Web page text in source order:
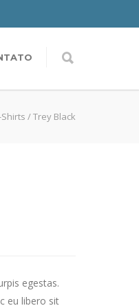
Shirts /Trey Black
egestas.
eu libero sit